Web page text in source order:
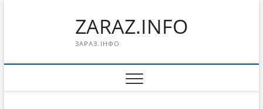
ZARAZ.INFO
ЗАРАЗ.ІНФО